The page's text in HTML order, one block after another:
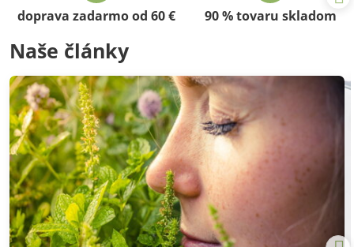
doprava zadarmo od 60 € 90 % tovaru skladom
Naše články